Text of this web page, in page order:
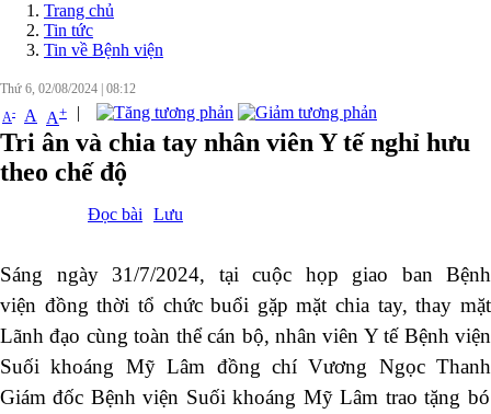
Trang chủ
Tin tức
Tin về Bệnh viện
Thứ 6, 02/08/2024 08:12
A- A A+ |
Tri ân và chia tay nhân viên Y tế nghỉ hưu
theo chế độ
Đọc bài Lưu
Sáng ngày 31/7/2024, tại cuộc họp giao ban Bệnh
viện đồng thời tổ chức buổi gặp mặt chia tay, thay mặt
Lãnh đạo cùng toàn thể cán bộ, nhân viên Y tế Bệnh viện
Suối khoáng Mỹ Lâm đồng chí Vương Ngọc Thanh
Giám đốc Bệnh viện Suối khoáng Mỹ Lâm trao tặng bó